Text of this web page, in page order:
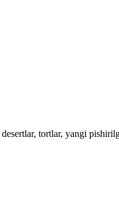
tortlar, yangi